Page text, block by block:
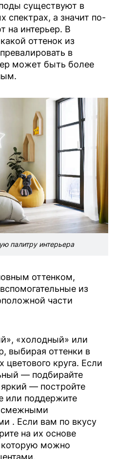
существуют в
спектрах, а значит по-
на интерьер. В
оттенок из
в
может быть более
палитру интерьера
оттенком,
из
части
«холодный» или
выбирая оттенки в
цветового круга. Если
— подбирайте
— постройте
или поддержите
смежными
. Если вам по вкусу
на их основе
можно